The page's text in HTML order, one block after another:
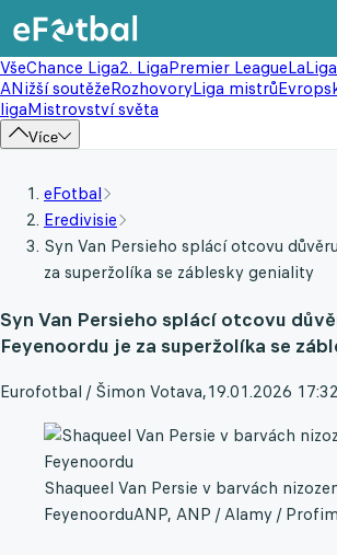
VšeChance Liga2. LigaPremier LeagueLaLiga
ANižší soutěžeRozhovoryLiga mistrů
ligaMistrovství světa
Více
eFotbal
Eredivisie
Syn Van Persieho splácí otcovu
za superžolíka se záblesky geniality
Syn Van Persieho splácí otcovu
Feyenoordu je za superžolíka se
Eurofotbal / Šimon Votava,19.01.2026 17:32
Shaqueel Van Persie v barvách
FeyenoorduANP, ANP / Alamy /